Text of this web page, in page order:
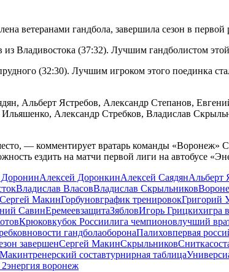
ветеранами гандбола, завершила сезон в первой
из Владивостока (37:32). Лучшим гандболистом
(32:30). Лучшим игроком этого поединка
Альберт Ястребов, Александр Степанов,
Александр Стребков, Владислав
— комментирует вратарь команды
ездить на матчи первой лиги на автобусе
Алексей ДоронкинАлексей СаядянАльберт
Владислав ВласовВладислав Скрыльников
МакинГорбуновграфик тренировокГригорий
СавинЕремеевзащитаЗябловИгорь Грицкихигра
Крюковкубок Россиилига чемпионовлучший
новости гандболаоборонаПалиховпервая
завершенСергей МакинСкрыльниковСнитка
Макинтренерский составтурнирная таблица
2энергия воронеж